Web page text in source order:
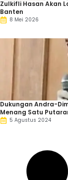
Zulkifli Hasan Akan
Banten
8 Mei 2026
Dukungan Andra-
Menang Satu
5 Agustus 2024